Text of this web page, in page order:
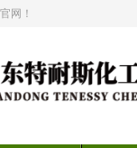
网！